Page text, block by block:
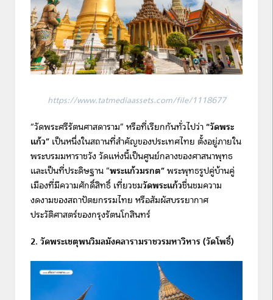
https://www.tatmediaassets.com/file/1118677
“วัดพระศรีรัตนศาสดาราม” หรือที่เรียกกันทั่วไปว่า“วัดพระ
แก้ว” เป็นหนึ่งในสถานที่สำคัญของประเทศไทย ตั้งอยู่ภายใน
พระบรมมหาราชวัง วัดแห่งนี้เป็นศูนย์กลางของศาสนาพุทธ
และเป็นที่ประดิษฐาน “พระแก้วมรกต”พระพุทธรูปคู่บ้านคู่
เมืองที่มีความศักดิ์สิทธิ์ เที่ยวชมวัดพระแก้วชื่นชมความ
งดงามของสถาปัตยกรรมไทย หรือสัมผัสบรรยากาศ
ประวัติศาสตร์ของกรุงรัตนโกสินทร์
2. วัดพระเชตุพนวิมลมังคลารามราชวรมหาวิหาร(วัดโพธิ์)